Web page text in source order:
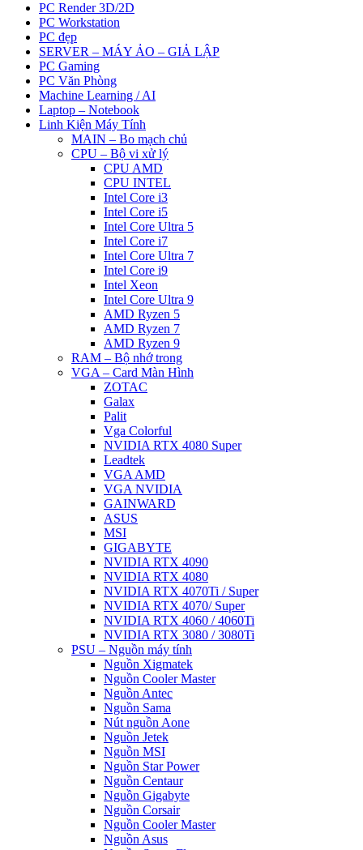
PC Render 3D/2D
PC Workstation
PC đẹp
SERVER – MÁY ẢO – GIẢ LẬP
PC Gaming
PC Văn Phòng
Machine Learning / AI
Laptop – Notebook
Linh Kiện Máy Tính
MAIN – Bo mạch chủ
CPU – Bộ vi xử lý
CPU AMD
CPU INTEL
Intel Core i3
Intel Core i5
Intel Core Ultra 5
Intel Core i7
Intel Core Ultra 7
Intel Core i9
Intel Xeon
Intel Core Ultra 9
AMD Ryzen 5
AMD Ryzen 7
AMD Ryzen 9
RAM – Bộ nhớ trong
VGA – Card Màn Hình
ZOTAC
Galax
Palit
Vga Colorful
NVIDIA RTX 4080 Super
Leadtek
VGA AMD
VGA NVIDIA
GAINWARD
ASUS
MSI
GIGABYTE
NVIDIA RTX 4090
NVIDIA RTX 4080
NVIDIA RTX 4070Ti / Super
NVIDIA RTX 4070/ Super
NVIDIA RTX 4060 / 4060Ti
NVIDIA RTX 3080 / 3080Ti
PSU – Nguồn máy tính
Nguồn Xigmatek
Nguồn Cooler Master
Nguồn Antec
Nguồn Sama
Nút nguồn Aone
Nguồn Jetek
Nguồn MSI
Nguồn Star Power
Nguồn Centaur
Nguồn Gigabyte
Nguồn Corsair
Nguồn Cooler Master
Nguồn Asus